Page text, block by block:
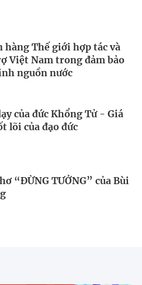
hàng Thế giới hợp tác và
Việt Nam trong đảm bảo
nguồn nước
của đức Khổng Tử - Giá
lõi của đạo đức
“ĐỪNG TƯỞNG” của Bùi